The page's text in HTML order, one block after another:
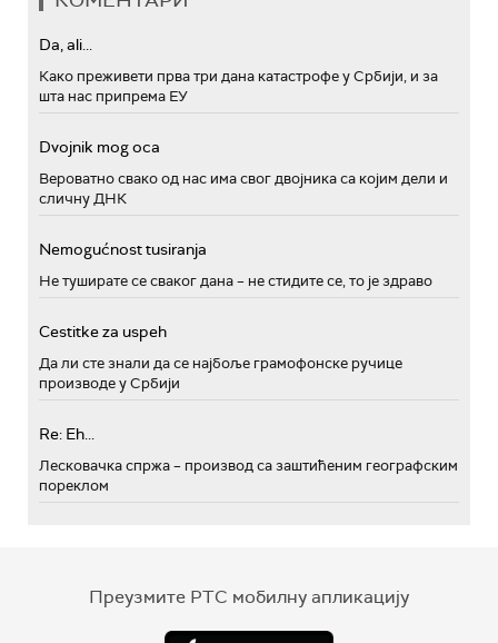
Da, ali...
Како преживети прва три дана катастрофе у Србији, и за
шта нас припрема ЕУ
Dvojnik mog oca
Вероватно свако од нас има свог двојника са којим дели и
сличну ДНК
Nemogućnost tusiranja
Не туширате се сваког дана – не стидите се, то је здраво
Cestitke za uspeh
Да ли сте знали да се најбоље грамофонске ручице
производе у Србији
Re: Eh...
Лесковачка спржа – производ са заштићеним географским
пореклом
Преузмите РТС мобилну апликацију